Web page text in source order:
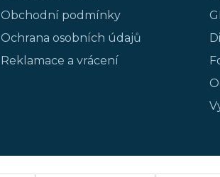
Obchodní podmínky
Ochrana osobních údajů
Reklamace a vrácení